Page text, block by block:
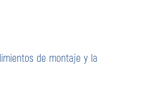
de montaje y la